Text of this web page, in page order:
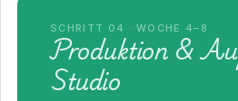
SCHRITT 04 · WOCHE 4–8
Produktion &
Studio